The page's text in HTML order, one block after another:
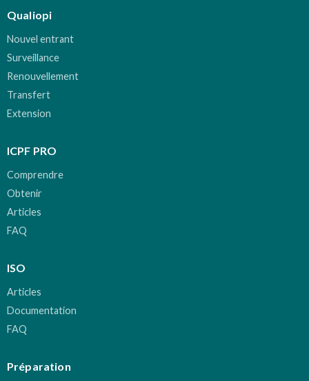
Qualiopi
Nouvel entrant
Surveillance
Renouvellement
Transfert
Extension
ICPF PRO
Comprendre
Obtenir
Articles
FAQ
ISO
Articles
Documentation
FAQ
Préparation